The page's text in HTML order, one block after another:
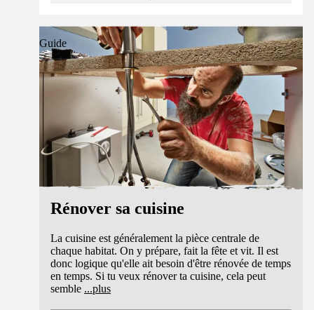
Guide
Rénover sa cuisine
La cuisine est généralement la pièce centrale de
chaque habitat. On y prépare, fait la fête et vit. Il est
donc logique qu'elle ait besoin d'être rénovée de temps
en temps. Si tu veux rénover ta cuisine, cela peut
semble ...plus